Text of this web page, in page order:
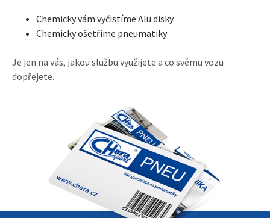
Chemicky vám vyčistíme Alu disky
Chemicky ošetříme pneumatiky
Je jen na vás, jakou službu využijete a co svému vozu
dopřejete.